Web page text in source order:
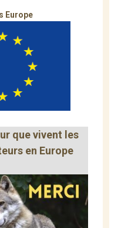
Europe
que vivent les
en Europe